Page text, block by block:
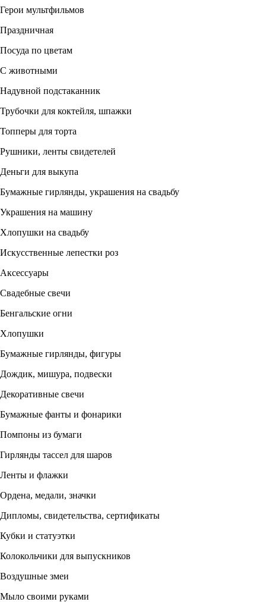
Герои мультфильмов
Праздничная
Посуда по цветам
С животными
Надувной подстаканник
Трубочки для коктейля, шпажки
Топперы для торта
Рушники, ленты свидетелей
Деньги для выкупа
Бумажные гирлянды, украшения на свадьбу
Украшения на машину
Хлопушки на свадьбу
Искусственные лепестки роз
Аксессуары
Свадебные свечи
Бенгальские огни
Хлопушки
Бумажные гирлянды, фигуры
Дождик, мишура, подвески
Декоративные свечи
Бумажные фанты и фонарики
Помпоны из бумаги
Гирлянды тассел для шаров
Ленты и флажки
Ордена, медали, значки
Дипломы, свидетельства, сертификаты
Кубки и статуэтки
Колокольчики для выпускников
Воздушные змеи
Мыло своими руками